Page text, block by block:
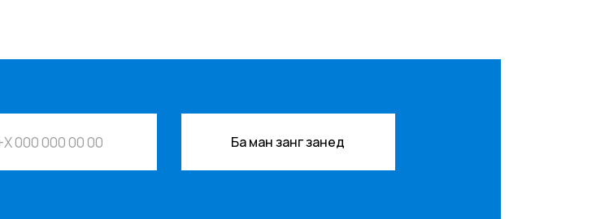
Ба ман занг занед